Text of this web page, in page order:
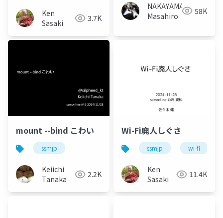
Ken
Sasaki
3.7K
NAKAYAMA
Masahiro
58K
mount --bind こわい
ssmjp
Keiichi
Tanaka
2.2K
Wi-Fi廃人しぐさ
ssmjp wi-fi
Ken
Sasaki
11.4K